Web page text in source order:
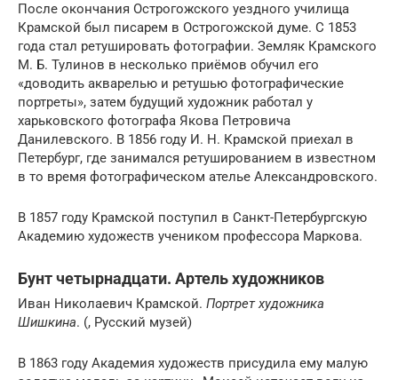
После окончания Острогожского уездного училища
Крамской был писарем в Острогожской думе. С 1853
года стал ретушировать фотографии. Земляк Крамского
М. Б. Тулинов в несколько приёмов обучил его
«доводить акварелью и ретушью фотографические
портреты», затем будущий художник работал у
харьковского фотографа Якова Петровича
Данилевского. В 1856 году И. Н. Крамской приехал в
Петербург, где занимался ретушированием в известном
в то время фотографическом ателье Александровского.
В 1857 году Крамской поступил в Санкт-Петербургскую
Академию художеств учеником профессора Маркова.
Бунт четырнадцати. Артель художников
Иван Николаевич Крамской. Портрет художника
Шишкина. (, Русский музей)
В 1863 году Академия художеств присудила ему малую